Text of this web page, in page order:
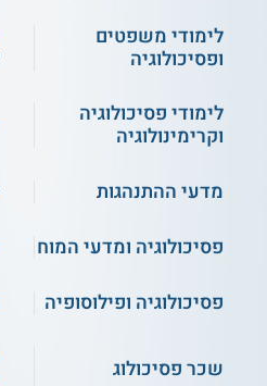
לימודי משפטים
ופסיכולוגיה
לימודי פסיכולוגיה
וקרימינולוגיה
מדעי ההתנהגות
פסיכולוגיה ומדעי המוח
פסיכולוגיה ופילוסופיה
שכר פסיכולוג